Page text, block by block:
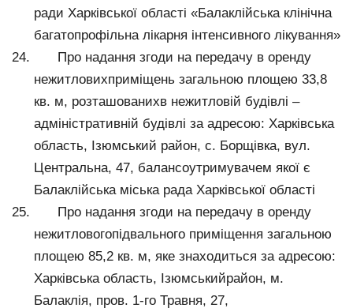
ради Харківської області «Балаклійська клінічна
багатопрофільна лікарня інтенсивного лікування»
Про надання згоди на передачу в оренду
нежитловихприміщень загальною площею 33,8
кв. м, розташованихв нежитловій будівлі –
адміністративній будівлі за адресою: Харківська
область, Ізюмський район, с. Борщівка, вул.
Центральна, 47, балансоутримувачем якої є
Балаклійська міська рада Харківської області
Про надання згоди на передачу в оренду
нежитловогопідвального приміщення загальною
площею 85,2 кв. м, яке знаходиться за адресою:
Харківська область, Ізюмськийрайон, м.
Балаклія, пров. 1-го Травня, 27,